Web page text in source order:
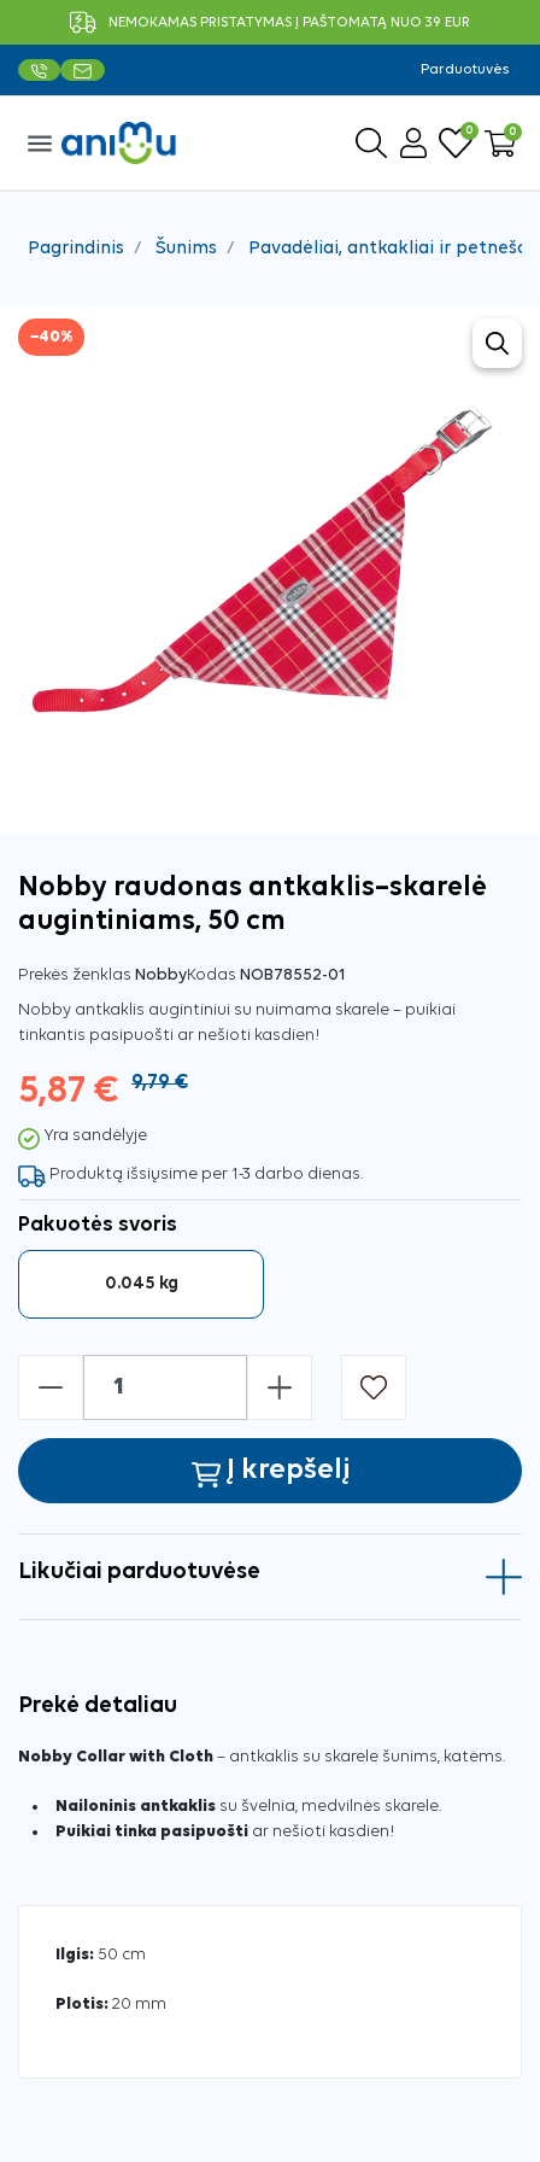
NEMOKAMAS PRISTATYMAS Į PAŠTOMATĄ NUO 39 EUR
Parduotuvės
menu 0 0
Pagrindinis Šunims Pavadėliai, antkakliai ir petnešos
−40%
Nobby raudonas antkaklis–skarelė
augintiniams, 50 cm
Prekės ženklas NobbyKodas NOB78552-01
Nobby antkaklis augintiniui su nuimama skarele – puikiai
tinkantis pasipuošti ar nešioti kasdien!
5,87 € 9,79 €
Yra sandėlyje
Produktą išsiųsime per 1-3 darbo dienas.
Pakuotės svoris
0.045 kg
- +
Į krepšelį
Likučiai parduotuvėse
Prekė detaliau
Nobby Collar with Cloth – antkaklis su skarele šunims, katėms.
Nailoninis antkaklis su švelnia, medvilnės skarele.
Puikiai tinka pasipuošti ar nešioti kasdien!
Ilgis: 50 cm
Plotis: 20 mm